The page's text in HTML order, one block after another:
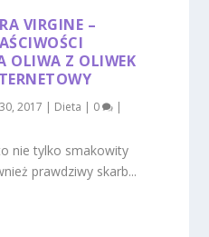
VIRGINE –
OLIWA Z OLIWEK
2017 | Dieta | 0 |
nie tylko smakowity
prawdziwy skarb...